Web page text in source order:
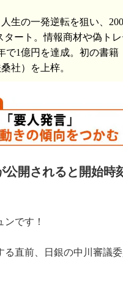
生の一発逆転を狙い、
タート。情報商材や偽ト
で1億円を達成。初の書籍
桑社）を上梓。
公開されると開始時
です！
直前、日銀の中川審議